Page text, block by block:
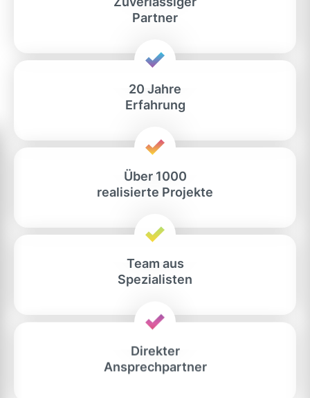
Partner
20 Jahre
Erfahrung
Über 1000
realisierte Projekte
Team aus
Spezialisten
Direkter
Ansprechpartner